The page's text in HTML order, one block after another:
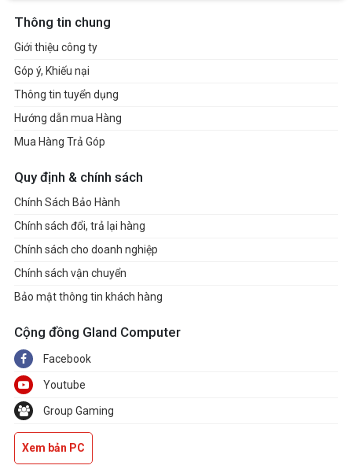
Thông tin chung
Giới thiệu công ty
Góp ý, Khiếu nại
Thông tin tuyển dụng
Hướng dẫn mua Hàng
Mua Hàng Trả Góp
Quy định & chính sách
Chính Sách Bảo Hành
Chính sách đổi, trả lại hàng
Chính sách cho doanh nghiệp
Chính sách vận chuyển
Bảo mật thông tin khách hàng
Cộng đồng Gland Computer
Facebook
Youtube
Group Gaming
Xem bản PC